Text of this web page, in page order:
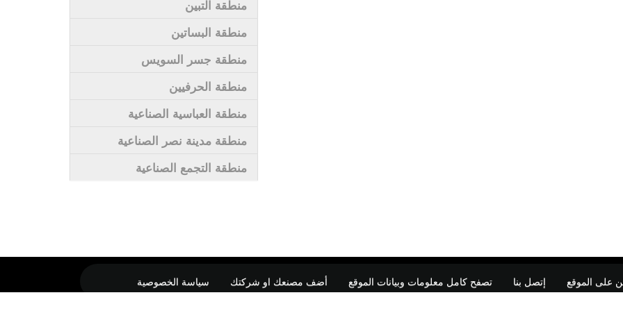
منطقة التبين
منطقة البساتين
منطقة جسر السويس
منطقة الحرفيين
منطقة العباسية الصناعية
منطقة مدينة نصر الصناعية
منطقة التجمع الصناعية
على الموقع إتصل بنا تصفح كامل معلومات وبيانات الموقع أضف مصنعك او شركتك سياسة الخصوصية